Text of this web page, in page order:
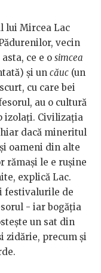
lui Mircea Lac
vecin
ce e o simcea
și un căuc (un
cu care bei
au o cultură
izolați. Civilizația
dacă mineritul
oameni din alte
rămași le e rușine
explică Lac.
festivalurile de
- iar bogăția
un sat din
zidărie, precum și